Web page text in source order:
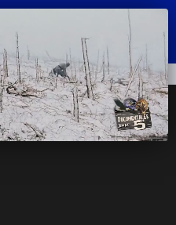
DEPORTES